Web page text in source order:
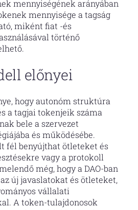
mennyiségének arányában
mennyisége a tagság
miként fiat -és
történő
előnyei
hogy autonóm struktúra
a tagjai tokenjeik száma
bele a szervezet
és működésébe.
fél benyújthat ötleteket és
vagy a protokoll
még, hogy a DAO-ban
új javaslatokat és ötleteket,
vállalati
A token-tulajdonosok